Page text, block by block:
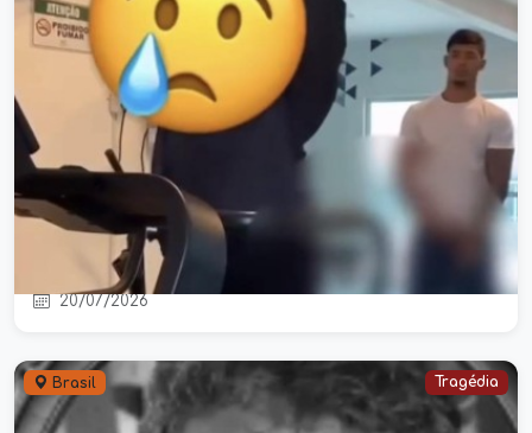
Mulher registra ocorrência após
flagrar suposto ato obsceno durante
treino em academia na Bahia
20/07/2026
Brasil Tragédia